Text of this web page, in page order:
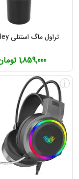
تراول ماگ استنلی Stanley
1,859,000 تومان
i